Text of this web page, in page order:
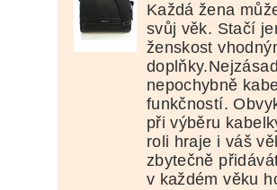
Každá žena
svůj věk. Stačí
ženskost
nepochybně
funkčností.
při výběru
roli hraje i váš
zbytečně
v každém věku